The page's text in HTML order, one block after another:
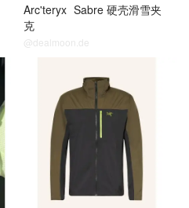
Arc'teryx Sabre 硬壳滑雪夹
克
@dealmoon.de